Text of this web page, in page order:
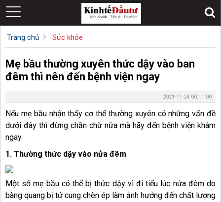
Trang chủ Sức khỏe
Mẹ bầu thường xuyên thức dậy vào ban
đêm thì nên đến bệnh viện ngay
2021-11-24 00:11:00
Nếu mẹ bầu nhận thấy cơ thể thường xuyên có những vấn đề
dưới đây thì đừng chần chừ nữa mà hãy đến bệnh viện khám
ngay.
1. Thường thức dậy vào nửa đêm
Một số mẹ bầu có thể bị thức dậy vì đi tiểu lúc nửa đêm do
bàng quang bị tử cung chèn ép làm ảnh hưởng đến chất lượng